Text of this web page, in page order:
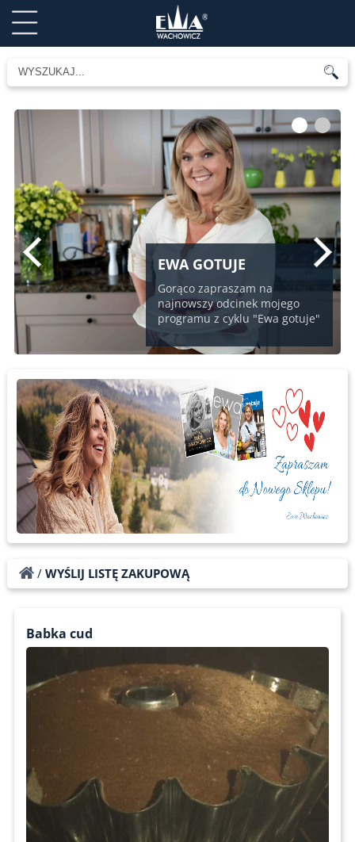
EWA GOTUJE
Gorąco zapraszam na
najnowszy odcinek mojego
programu z cyklu "Ewa gotuje"
1 2
/ WYŚLIJ LISTĘ ZAKUPOWĄ
Babka cud